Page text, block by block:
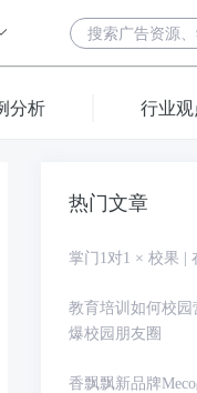
分析 行业观
热门文章
掌门1对1 × 校果 |
教育培训如何校园
爆校园朋友圈
香飘飘新品牌